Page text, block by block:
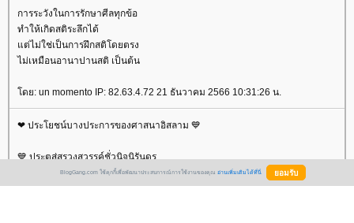
การระวังในการรักษาศีลทุกข้อ
ทำให้เกิดสติระลึกได้
ต่ไม่ใช่เป็นการฝึกสติโดยตรง
ไม่เหมือนอานาปานสติ เป็นต้น
ดย: un momento IP: 82.63.4.72 21 ธันวาคม 2566 10:31:26 น.
❤ ประโยชน์บางประการของศาสนาอิสลาม 💙
💙 ประตูสู่สรวงสวรรค์ชั่วนิจนิรันดร
❤ การช่วยให้พ้นจากขุมนรก
BlogGang.com ใช้คุกกี้เพื่อพัฒนาประสบการณ์การใช้งานของคุณ อ่านเพิ่มเติมได้ที่นี่